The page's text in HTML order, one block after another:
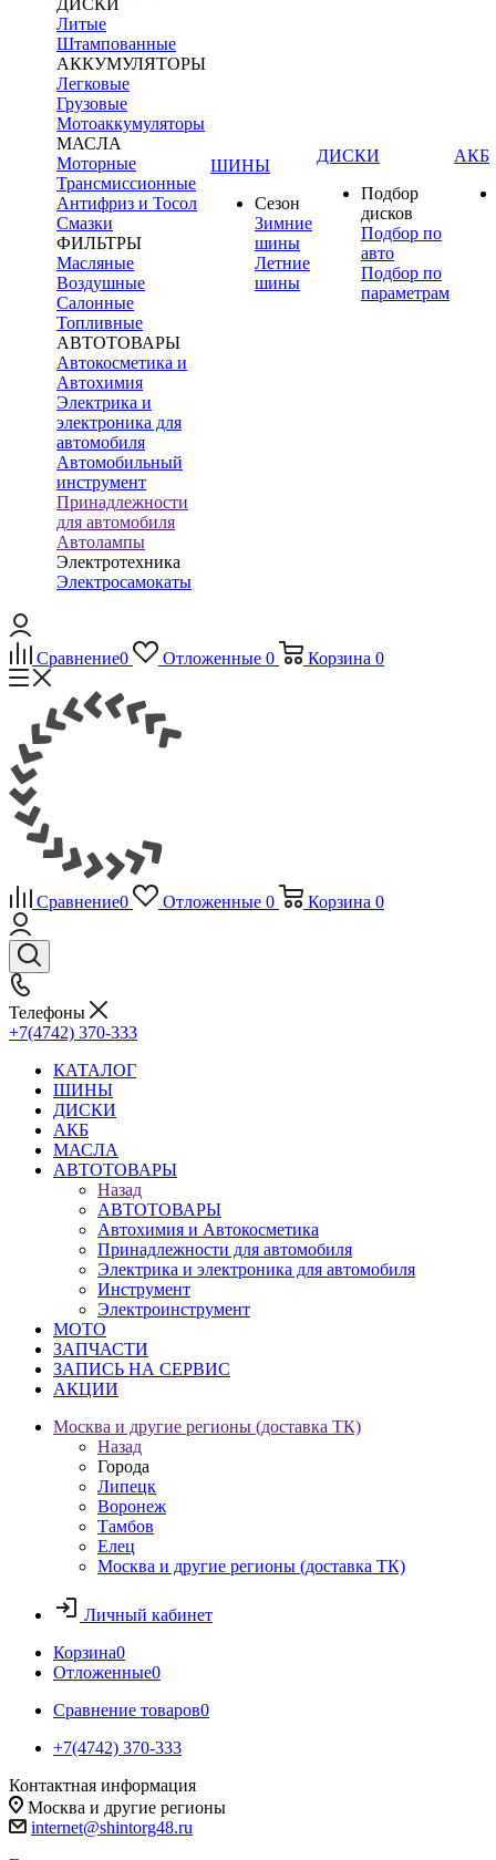
Литые
Штампованные
АККУМУЛЯТОРЫ
Легковые
Грузовые
Мотоаккумуляторы
МАСЛА
Моторные
Трансмиссионные
Антифриз и Тосол
Смазки
ФИЛЬТРЫ
Масляные
Воздушные
Салонные
Топливные
АВТОТОВАРЫ
Автокосметика и
Автохимия
Электрика и
электроника для
автомобиля
Автомобильный
инструмент
Принадлежности
для автомобиля
Автолампы
Электротехника
Электросамокаты
ШИНЫ
Сезон
Зимние
шины
Летние
шины
ДИСКИ
Подбор
дисков
Подбор по
авто
Подбор по
параметрам
АКБ
Сравнение0 Отложенные 0 Корзина 0
Сравнение0 Отложенные 0 Корзина 0
Телефоны
+7(4742) 370-333
КАТАЛОГ
ШИНЫ
ДИСКИ
АКБ
МАСЛА
АВТОТОВАРЫ
Назад
АВТОТОВАРЫ
Автохимия и Автокосметика
Принадлежности для автомобиля
Электрика и электроника для автомобиля
Инструмент
Электроинструмент
МОТО
ЗАПЧАСТИ
ЗАПИСЬ НА СЕРВИС
АКЦИИ
Москва и другие регионы (доставка ТК)
Назад
Города
Липецк
Воронеж
Тамбов
Елец
Москва и другие регионы (доставка ТК)
Личный кабинет
Корзина0
Отложенные0
Сравнение товаров0
+7(4742) 370-333
Контактная информация
Москва и другие регионы
internet@shintorg48.ru